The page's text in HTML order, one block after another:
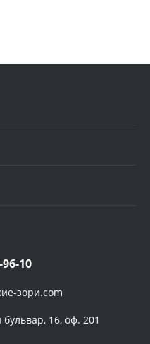
зори.com
10
16, оф. 201